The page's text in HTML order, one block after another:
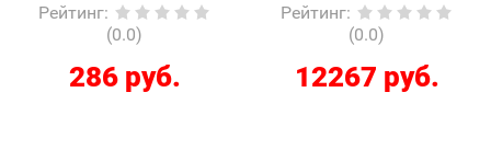
Рейтинг:
(0.0)
286 руб.
Рейтинг:
(0.0)
12267 руб.